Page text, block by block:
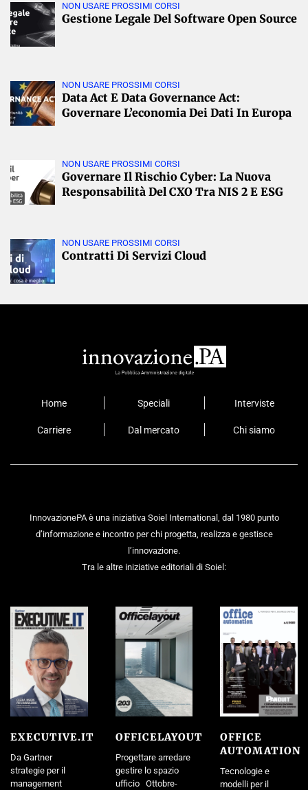
NON USARE PROSSIMI CORSI
Gestione Legale Del Software Open Source
NON USARE PROSSIMI CORSI
Data Act E Data Governance Act:
Governare L’economia Dei Dati In Europa
NON USARE PROSSIMI CORSI
Governare Il Rischio Cyber: La Nuova
Responsabilità Del CXO Tra NIS 2 E ESG
NON USARE PROSSIMI CORSI
Contratti Di Servizi Cloud
Home Speciali Interviste
Carriere Dal mercato Chi siamo
InnovazionePA è una iniziativa Soiel International, dal 1980 punto
d’informazione e incontro per chi progetta, realizza e gestisce
l’innovazione.
Tra le altre iniziative editoriali di Soiel:
EXECUTIVE.IT
Da Gartner
strategie per il
management
OFFICELAYOUT
Progettare arredare
gestire lo spazio
ufficio Ottobre-
OFFICE
AUTOMATION
Tecnologie e
modelli per il